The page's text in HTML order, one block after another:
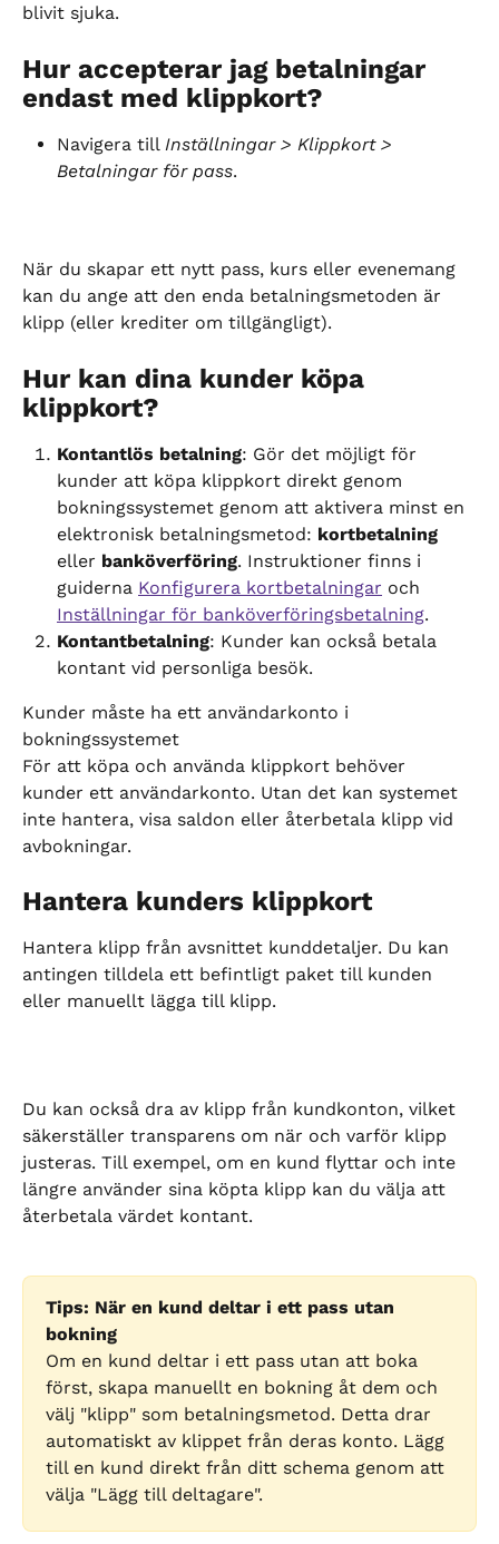
blivit sjuka.
Hur accepterar jag betalningar
endast med klippkort?
Navigera till Inställningar > Klippkort >
Betalningar för pass.
När du skapar ett nytt pass, kurs eller evenemang
kan du ange att den enda betalningsmetoden är
klipp (eller krediter om tillgängligt).
Hur kan dina kunder köpa
klippkort?
Kontantlös betalning: Gör det möjligt för
kunder att köpa klippkort direkt genom
bokningssystemet genom att aktivera minst en
elektronisk betalningsmetod: kortbetalning
eller banköverföring. Instruktioner finns i
guiderna Konfigurera kortbetalningar och
Inställningar för banköverföringsbetalning.
Kontantbetalning: Kunder kan också betala
kontant vid personliga besök.
Kunder måste ha ett användarkonto i
bokningssystemet
För att köpa och använda klippkort behöver
kunder ett användarkonto. Utan det kan systemet
inte hantera, visa saldon eller återbetala klipp vid
avbokningar.
Hantera kunders klippkort
Hantera klipp från avsnittet kunddetaljer. Du kan
antingen tilldela ett befintligt paket till kunden
eller manuellt lägga till klipp.
Du kan också dra av klipp från kundkonton, vilket
säkerställer transparens om när och varför klipp
justeras. Till exempel, om en kund flyttar och inte
längre använder sina köpta klipp kan du välja att
återbetala värdet kontant.
Tips: När en kund deltar i ett pass utan
bokning
Om en kund deltar i ett pass utan att boka
först, skapa manuellt en bokning åt dem och
välj "klipp" som betalningsmetod. Detta drar
automatiskt av klippet från deras konto. Lägg
till en kund direkt från ditt schema genom att
välja "Lägg till deltagare".